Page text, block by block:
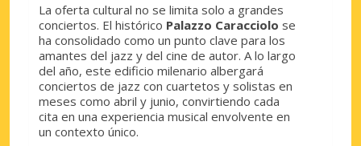
La oferta cultural no se limita solo a grandes
conciertos. El histórico Palazzo Caracciolo se
ha consolidado como un punto clave para los
amantes del jazz y del cine de autor. A lo largo
del año, este edificio milenario albergará
conciertos de jazz con cuartetos y solistas en
meses como abril y junio, convirtiendo cada
cita en una experiencia musical envolvente en
un contexto único.